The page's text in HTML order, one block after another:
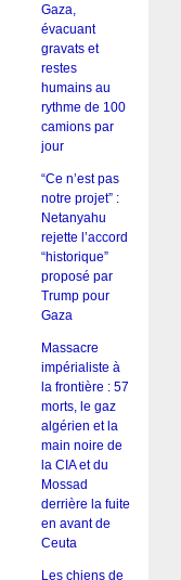
Gaza,
évacuant
gravats et
restes
humains au
rythme de 100
camions par
jour
“Ce n’est pas
notre projet” :
Netanyahu
rejette l’accord
“historique”
proposé par
Trump pour
Gaza
Massacre
impérialiste à
la frontière : 57
morts, le gaz
algérien et la
main noire de
la CIA et du
Mossad
derrière la fuite
en avant de
Ceuta
Les chiens de